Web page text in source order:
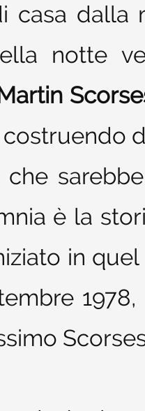
casa dalla
notte
è la
in